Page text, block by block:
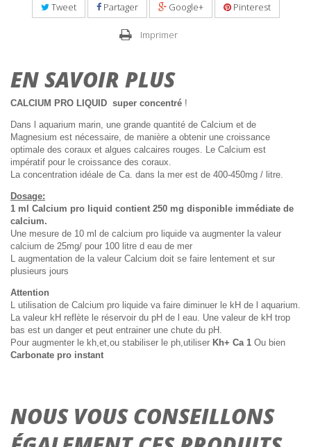
Tweet Partager Google+ Pinterest
Imprimer
EN SAVOIR PLUS
CALCIUM PRO LIQUID super concentré !
Dans l aquarium marin, une grande quantité de Calcium et de
Magnesium est nécessaire, de manière a obtenir une croissance
optimale des coraux et algues calcaires rouges. Le Calcium est
impératif pour le croissance des coraux.
La concentration idéale de Ca. dans la mer est de 400-450mg / litre.
Dosage:
1 ml Calcium pro liquid contient 250 mg disponible immédiate de
calcium.
Une mesure de 10 ml de calcium pro liquide va augmenter la valeur
calcium de 25mg/ pour 100 litre d eau de mer
L augmentation de la valeur Calcium doit se faire lentement et sur
plusieurs jours
Attention
L utilisation de Calcium pro liquide va faire diminuer le kH de l aquarium.
La valeur kH reflète le réservoir du pH de l eau. Une valeur de kH trop
bas est un danger et peut entrainer une chute du pH.
Pour augmenter le kh,et,ou stabiliser le ph,utiliser Kh+ Ca 1 Ou bien
Carbonate pro instant
NOUS VOUS CONSEILLONS